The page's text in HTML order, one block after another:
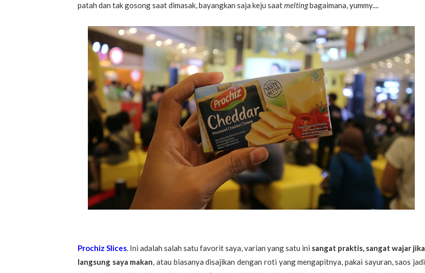
patah dan tak gosong saat dimasak, bayangkan saja keju saatmeltingbagaimana, yummy....
Prochiz Slices. Ini adalah salah satu favorit saya, varian yang satu ini sangat praktis, sangat wajar jika
langsung saya makan, atau biasanya disajikan dengan roti yang mengapitnya, pakai sayuran, saos jadi